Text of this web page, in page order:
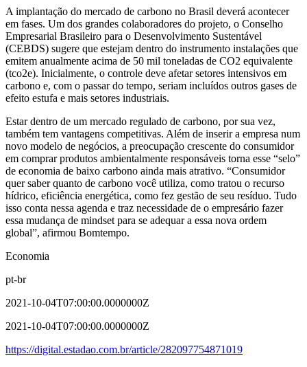
A implantação do mercado de carbono no Brasil deverá acontecer
em fases. Um dos grandes colaboradores do projeto, o Conselho
Empresarial Brasileiro para o Desenvolvimento Sustentável
(CEBDS) sugere que estejam dentro do instrumento instalações que
emitem anualmente acima de 50 mil toneladas de CO2 equivalente
(tco2e). Inicialmente, o controle deve afetar setores intensivos em
carbono e, com o passar do tempo, seriam incluídos outros gases de
efeito estufa e mais setores industriais.
Estar dentro de um mercado regulado de carbono, por sua vez,
também tem vantagens competitivas. Além de inserir a empresa num
novo modelo de negócios, a preocupação crescente do consumidor
em comprar produtos ambientalmente responsáveis torna esse “selo”
de economia de baixo carbono ainda mais atrativo. “Consumidor
quer saber quanto de carbono você utiliza, como tratou o recurso
hídrico, eficiência energética, como fez gestão de seu resíduo. Tudo
isso conta nessa agenda e traz necessidade de o empresário fazer
essa mudança de mindset para se adequar a essa nova ordem
global”, afirmou Bomtempo.
Economia
pt-br
2021-10-04T07:00:00.0000000Z
2021-10-04T07:00:00.0000000Z
https://digital.estadao.com.br/article/282097754871019